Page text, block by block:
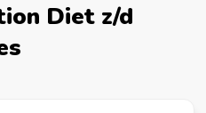
Diet z/d